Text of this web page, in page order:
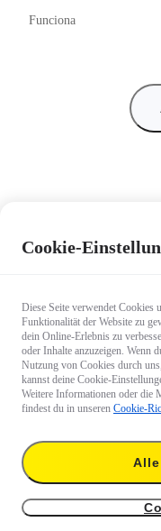
Funciona
€ 67,99
128 GB
Cookie-
Diese Seite verwendet Cookies
Funktionalität der Website zu
dein Online-Erlebnis zu
oder Inhalte anzuzeigen. Wenn
Nutzung von Cookies durch
kannst deine Cookie-
Weitere Informationen oder die
findest du in unseren Cookie-